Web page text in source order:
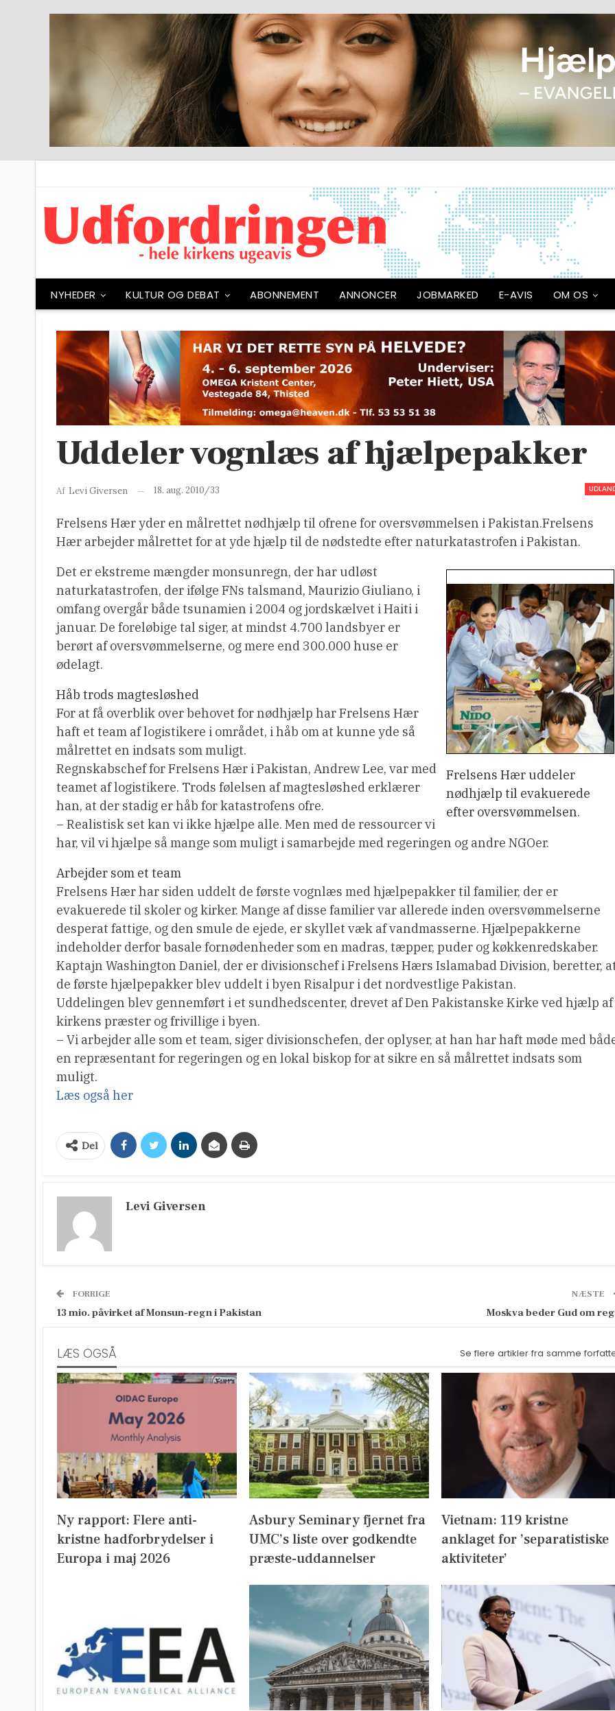
NYHEDER KULTUR OG DEBAT ABONNEMENT ANNONCER JOBMARKED E-AVIS OM OS
Uddeler vognlæs af hjælpepakker
Af Levi Giversen 18. aug. 2010/33
Frelsens Hær yder en målrettet nødhjælp til ofrene for oversvømmelsen i Pakistan.Frelsens
Hær arbejder målrettet for at yde hjælp til de nødstedte efter naturkatastrofen i Pakistan.
Frelsens Hær uddeler
nødhjælp til evakuerede
efter oversvømmelsen.
Det er ekstreme mængder monsunregn, der har udløst
naturkatastrofen, der ifølge FNs talsmand, Maurizio Giuliano, i
omfang overgår både tsunamien i 2004 og jordskælvet i Haiti i
januar. De foreløbige tal siger, at mindst 4.700 landsbyer er
berørt af oversvømmelserne, og mere end 300.000 huse er
ødelagt.
Håb trods magtesløshed
For at få overblik over behovet for nødhjælp har Frelsens Hær
haft et team af logistikere i området, i håb om at kunne yde så
målrettet en indsats som muligt.
Regnskabschef for Frelsens Hær i Pakistan, Andrew Lee, var med
teamet af logistikere. Trods følelsen af magtesløshed erklærer
han, at der stadig er håb for katastrofens ofre.
– Realistisk set kan vi ikke hjælpe alle. Men med de ressourcer vi
har, vil vi hjælpe så mange som muligt i samarbejde med regeringen og andre NGOer.
Arbejder som et team
Frelsens Hær har siden uddelt de første vognlæs med hjælpepakker til familier, der er
evakuerede til skoler og kirker. Mange af disse familier var allerede inden oversvømmelserne
desperat fattige, og den smule de ejede, er skyllet væk af vandmasserne. Hjælpepakkerne
indeholder derfor basale fornødenheder som en madras, tæpper, puder og køkkenredskaber.
Kaptajn Washington Daniel, der er divisionschef i Frelsens Hærs Islamabad Division, beretter,
de første hjælpepakker blev uddelt i byen Risalpur i det nordvestlige Pakistan.
Uddelingen blev gennemført i et sundhedscenter, drevet af Den Pakistanske Kirke ved hjælp af
kirkens præster og frivillige i byen.
– Vi arbejder alle som et team, siger divisionschefen, der oplyser, at han har haft møde med
en repræsentant for regeringen og en lokal biskop for at sikre en så målrettet indsats som
muligt.
Læs også her
Del
Levi Giversen
FORRIGE
13 mio. påvirket af Monsun-regn i Pakistan
NÆSTE
Moskva beder Gud om
LÆS OGSÅ Se flere artikler fra samme
Ny rapport: Flere anti-
kristne hadforbrydelser i
Europa i maj 2026
Asbury Seminary fjernet fra
UMC’s liste over godkendte
præste-uddannelser
Vietnam: 119 kristne
anklaget for ’separatistiske
aktiviteter’